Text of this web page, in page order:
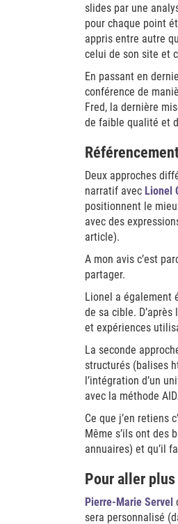
slides par une
pour chaque point
appris entre autre
celui de son site et
En passant en
conférence de
Fred, la dernière
de faible qualité et
Deux approches
narratif avec Lionel
positionnent le
avec des
article).
A mon avis c’est
partager.
Lionel a également
de sa cible.
et expériences
La seconde
structurés (balises
l’intégration d’un
avec la méthode
Ce que j’en retiens
Même s’ils ont des
annuaires) et qu’il
Pour aller
Pierre-Marie Servel
sera personnalisé